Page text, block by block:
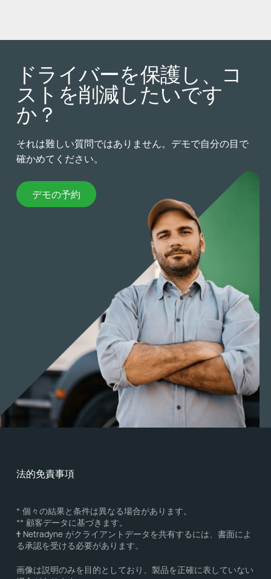
ドライバーを保護し、コ
ストを削減したいです
か？
それは難しい質問ではありません。デモで自分の目で
確かめてください。
デモの予約
デモの予約
法的免責事項
* 個々の結果と条件は異なる場合があります。
** 顧客データに基づきます。
†Netradyne がクライアントデータを共有するには、書面によ
る承認を受ける必要があります。
画像は説明のみを目的としており、製品を正確に表していない